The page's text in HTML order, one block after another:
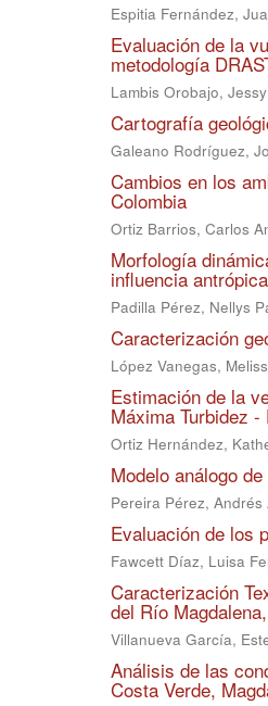
Espitia Fernández,
Evaluación de la
metodología
Lambis Orobajo,
Cartografía
Galeano Rodríguez,
Cambios en los
Colombia
Ortiz Barrios, Carlos
Morfología
influencia antrópica
Padilla Pérez, Nellys
Caracterización
López Vanegas,
Estimación de la
Máxima Turbidez
Ortiz Hernández,
Modelo análogo
Pereira Pérez, Andrés
Evaluación de los
Fawcett Díaz, Luisa
Caracterización
del Río
Villanueva García,
Análisis de las
Costa Verde,